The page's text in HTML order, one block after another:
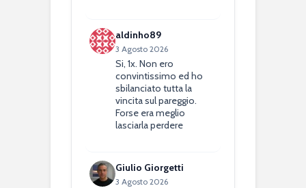
aldinho89
3 Agosto 2026
Si, 1x. Non ero
convintissimo ed ho
sbilanciato tutta la
vincita sul pareggio.
Forse era meglio
lasciarla perdere
Giulio Giorgetti
3 Agosto 2026